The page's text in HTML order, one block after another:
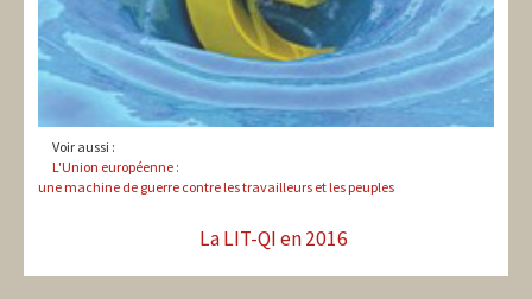
Voir aussi :
L'Union européenne :
une machine de guerre contre les travailleurs et les peuples
La LIT-QI en 2016